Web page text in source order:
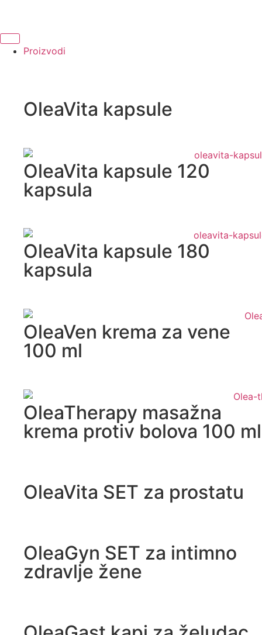
Proizvodi
OleaVita kapsule
OleaVita kapsule 120
kapsula
OleaVita kapsule 180
kapsula
OleaVen krema za vene
100 ml
OleaTherapy masažna
krema protiv bolova 100 ml
OleaVita SET za prostatu
OleaGyn SET za intimno
zdravlje žene